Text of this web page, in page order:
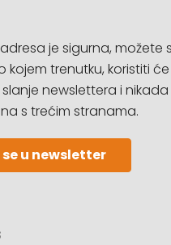
je sigurna, možete
kojem trenutku, koristiti
newslettera i
s trećim stranama.
u newsletter